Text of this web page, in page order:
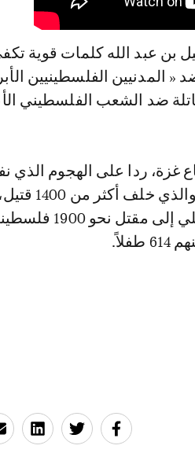
بن عبد الله كلمات قوية
المدنيين الفلسطينيين
ضد الشعب الفلسطيني
منذ 7 أيام قطاع غزة، ردا على الهجوم
السبت 7 أكتوبر في الأراضي الإسرائيلية، والذي خلف أكثر من 1400 قتيل،
معظمهم من المدنيين. وأدى الرد